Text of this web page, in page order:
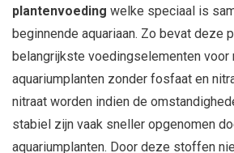
plantenvoeding welke speciaal is
beginnende aquariaan. Zo bevat deze
belangrijkste voedingselementen voor
aquariumplanten zonder fosfaat en
nitraat worden indien de
stabiel zijn vaak sneller opgenomen
aquariumplanten. Door deze stoffen